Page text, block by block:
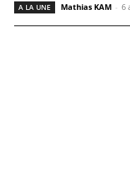
A LA UNE Mathias KAM - 6